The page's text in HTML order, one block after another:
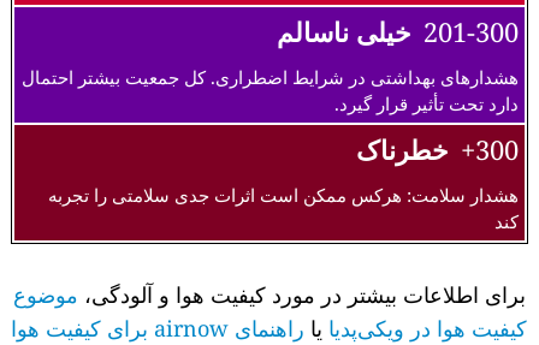
201-300 خیلی ناسالم
هشدارهای بهداشتی در شرایط اضطراری. کل جمعیت بیشتر احتمال
دارد تحت تأثیر قرار گیرد.
300+ خطرناک
هشدار سلامت: هرکس ممکن است اثرات جدی سلامتی را تجربه
کند
برای اطلاعات بیشتر در مورد کیفیت هوا و آلودگی، موضوع
کیفیت هوا در ویکی‌پدیایا
راهنمای airnow برای کیفیت هوا